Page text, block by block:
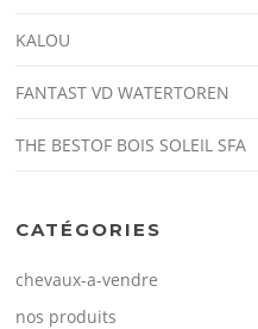
KALOU
FANTAST VD WATERTOREN
THE BESTOF BOIS SOLEIL SFA
CATÉGORIES
chevaux-a-vendre
nos produits